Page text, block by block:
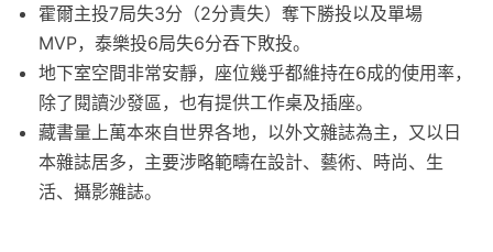
霍爾主投7局失3分（2分責失）奪下勝投以及單場
MVP，泰樂投6局失6分吞下敗投。
地下室空間非常安靜，座位幾乎都維持在6成的使用率，
除了閱讀沙發區，也有提供工作桌及插座。
藏書量上萬本來自世界各地，以外文雜誌為主，又以日
本雜誌居多，主要涉略範疇在設計、藝術、時尚、生
活、攝影雜誌。